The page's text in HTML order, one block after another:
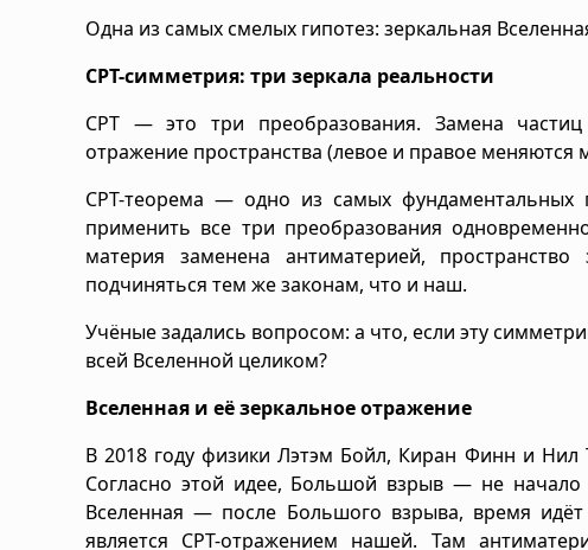
Одна из самых смелых гипотез: зеркальная
CPT-симметрия: три зеркала реальности
CPT — это три преобразования. Замена
отражение пространства (левое и правое
CPT-теорема — одно из самых
применить все три преобразования
материя заменена антиматерией,
подчиняться тем же законам, что и наш.
Учёные задались вопросом: а что, если эту
всей Вселенной целиком?
Вселенная и её зеркальное отражение
В 2018 году физики Лэтэм Бойл, Киран Финн и Нил
Согласно этой идее, Большой взрыв — не
Вселенная — после Большого взрыва, время
является CPT-отражением нашей. Там